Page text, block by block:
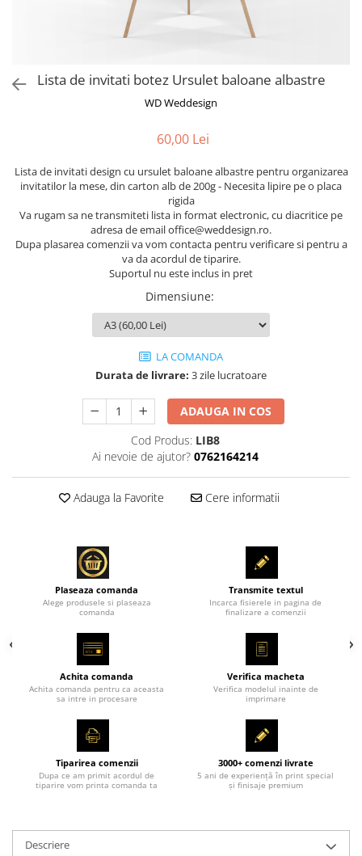
Lista de invitati botez Ursulet baloane albastre
WD Weddesign
60,00 Lei
Lista de invitati design cu ursulet baloane albastre pentru organizarea
invitatilor la mese, din carton alb de 200g - Necesita lipire pe o placa
rigida
Va rugam sa ne transmiteti lista in format electronic, cu diacritice pe
adresa de email office@weddesign.ro.
Dupa plasarea comenzii va vom contacta pentru verificare si pentru a
va da acordul de tiparire.
Suportul nu este inclus in pret
Dimensiune:
LA COMANDA
Durata de livrare: 3 zile lucratoare
ADAUGA IN COS
Cod Produs: LIB8
Ai nevoie de ajutor? 0762164214
Adauga la Favorite Cere informatii
Plaseaza comanda
Alege produsele si plaseaza
comanda
Transmite textul
Incarca fisierele in pagina de
finalizare a comenzii
Achita comanda
Achita comanda pentru ca aceasta
sa intre in procesare
Verifica macheta
Verifica modelul inainte de
imprimare
Tiparirea comenzii
Dupa ce am primit acordul de
tiparire vom printa comanda ta
3000+ comenzi livrate
5 ani de experiență în print special
și finisaje premium
Descriere